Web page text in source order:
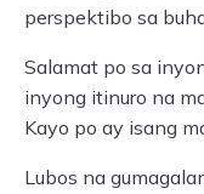
perspektibo sa
Salamat po sa
inyong itinuro na
Kayo po ay isang
Lubos na